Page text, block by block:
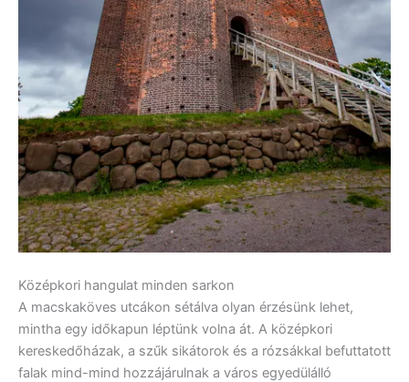
Középkori hangulat minden sarkon
A macskaköves utcákon sétálva olyan érzésünk lehet,
mintha egy időkapun léptünk volna át. A középkori
kereskedőházak, a szűk sikátorok és a rózsákkal befuttatott
falak mind-mind hozzájárulnak a város egyedülálló